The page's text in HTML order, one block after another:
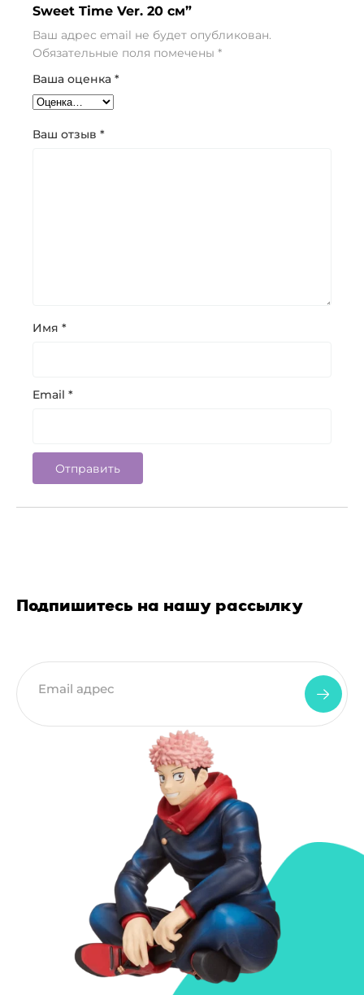
Sweet Time Ver. 20 см”
Ваш адрес email не будет опубликован.
Обязательные поля помечены *
Ваша оценка *
Ваш отзыв *
Имя *
Email *
Подпишитесь на нашу рассылку